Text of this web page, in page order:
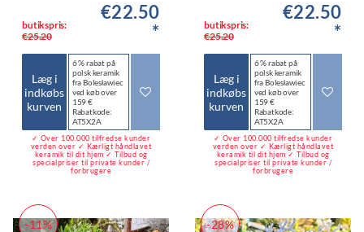
butikspris:
€25.20
€22.50
*
Læg i
indkøbs
kurven
6 % rabat på
polsk keramik
fra Bolesławiec
ved køb over
159 €
Rabatkode:
AT5X2A
✓ Over 100.000 tilfredse kunder
verden over ✓ Kærligt håndlavet
keramik til dit hjem ✓ Tilbud og
specialpriser til private kunder /
forbrugere
butikspris:
€25.20
€22.50
*
Læg i
indkøbs
kurven
6 % rabat på
polsk keramik
fra Bolesławiec
ved køb over
159 €
Rabatkode:
AT5X2A
✓ Over 100.000 tilfredse kunder
verden over ✓ Kærligt håndlavet
keramik til dit hjem ✓ Tilbud og
specialpriser til private kunder /
forbrugere
-11% -28%